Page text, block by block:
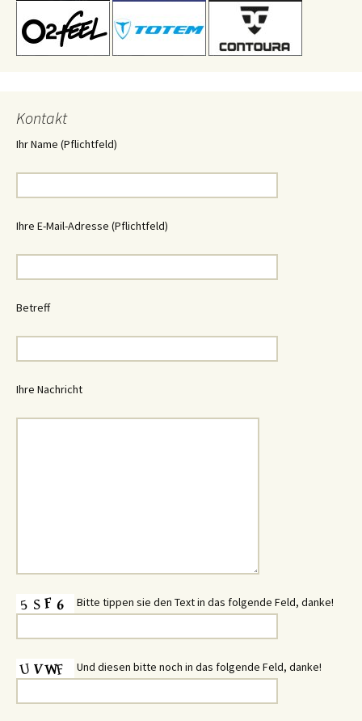
Kontakt
Ihr Name (Pflichtfeld)
Ihre E-Mail-Adresse (Pflichtfeld)
Betreff
Ihre Nachricht
Bitte tippen sie den Text in das folgende Feld, danke!
Und diesen bitte noch in das folgende Feld, danke!